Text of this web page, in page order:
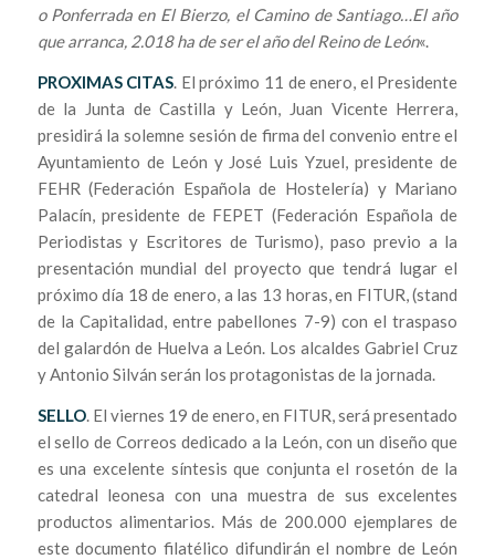
o Ponferrada en El Bierzo, el Camino de Santiago…El año
que arranca, 2.018 ha de ser el año del Reino de León«.
PROXIMAS CITAS. El próximo 11 de enero, el Presidente
de la Junta de Castilla y León, Juan Vicente Herrera,
presidirá la solemne sesión de firma del convenio entre el
Ayuntamiento de León y José Luis Yzuel, presidente de
FEHR (Federación Española de Hostelería) y Mariano
Palacín, presidente de FEPET (Federación Española de
Periodistas y Escritores de Turismo), paso previo a la
presentación mundial del proyecto que tendrá lugar el
próximo día 18 de enero, a las 13 horas, en FITUR, (stand
de la Capitalidad, entre pabellones 7-9) con el traspaso
del galardón de Huelva a León. Los alcaldes Gabriel Cruz
y Antonio Silván serán los protagonistas de la jornada.
SELLO. El viernes 19 de enero, en FITUR, será presentado
el sello de Correos dedicado a la León, con un diseño que
es una excelente síntesis que conjunta el rosetón de la
catedral leonesa con una muestra de sus excelentes
productos alimentarios. Más de 200.000 ejemplares de
este documento filatélico difundirán el nombre de León